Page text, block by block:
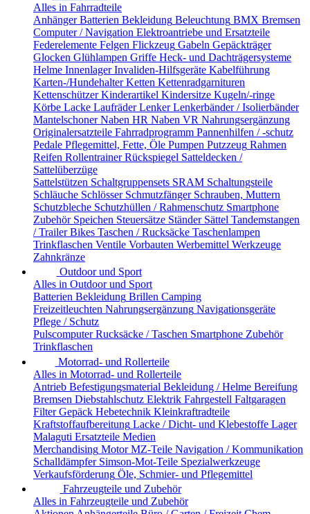
Alles in Fahrradteile
Anhänger Batterien Bekleidung Beleuchtung BMX Bremsen
Computer / Navigation Elektroantriebe und Ersatzteile
Federelemente Felgen Flickzeug Gabeln Gepäckträger
Glocken Glühlampen Griffe Heck- und Dachträgersysteme
Helme Innenlager Invaliden-Hilfsgeräte Kabelführung
Karten-/Hundehalter Ketten Kettenradgarnituren
Kettenschützer Kinderartikel Kindersitze Kugeln/-ringe
Körbe Lacke Laufräder Lenker Lenkerbänder / Isolierbänder
Mantelschoner Naben HR Naben VR Nahrungsergänzung
Originalersatzteile Fahrradprogramm Pannenhilfen / -schutz
Pedale Pflegemittel, Fette, Öle Pumpen Putzzeug Rahmen
Reifen Rollentrainer Rückspiegel Satteldecken /
Sattelüberzüge
Sattelstützen Schaltgruppensets SRAM Schaltungsteile
Schläuche Schlösser Schmutzfänger Schrauben, Muttern
Schutzbleche Schutzhüllen / Rahmenschutz Smartphone
Zubehör Speichen Steuersätze Ständer Sättel Tandemstangen
/ Trailer Bikes Taschen / Rucksäcke Taschenlampen
Trinkflaschen Ventile Vorbauten Werbemittel Werkzeuge
Zahnkränze
Outdoor und Sport
Alles in Outdoor und Sport
Batterien Bekleidung Brillen Camping
Freizeitleuchten Nahrungsergänzung Navigationsgeräte
Pflege / Schutz
Pulscomputer Rucksäcke / Taschen Smartphone Zubehör
Trinkflaschen
Motorrad- und Rollerteile
Alles in Motorrad- und Rollerteile
Antrieb Befestigungsmaterial Bekleidung / Helme Bereifung
Bremsen Diebstahlschutz Elektrik Fahrgestell Faltgaragen
Filter Gepäck Hebetechnik Kleinkraftradteile
Kraftstoffaufbereitung Lacke / Dicht- und Klebestoffe Lager
Malaguti Ersatzteile Medien
Merchandising Motor MZ-Teile Navigation / Kommunikation
Schalldämpfer Simson-Mot-Teile Spezialwerkzeuge
Verkaufsförderung Öle, Schmier- und Pflegemittel
Fahrzeugteile und Zubehör
Alles in Fahrzeugteile und Zubehör